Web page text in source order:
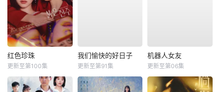
红色珍珠
更新至第100集
我们愉快的好日子
更新至第91集
机器人女友
更新至第06集